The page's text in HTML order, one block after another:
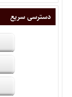
دسترسی سریع